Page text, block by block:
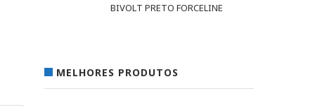
BIVOLT PRETO FORCELINE
MELHORES PRODUTOS